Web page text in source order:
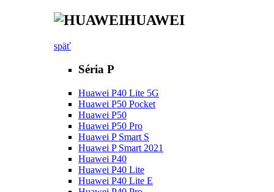
HUAWEI
späť
Séria P
Huawei P40 Lite 5G
Huawei P50 Pocket
Huawei P50
Huawei P50 Pro
Huawei P Smart S
Huawei P Smart 2021
Huawei P40
Huawei P40 Lite
Huawei P40 Lite E